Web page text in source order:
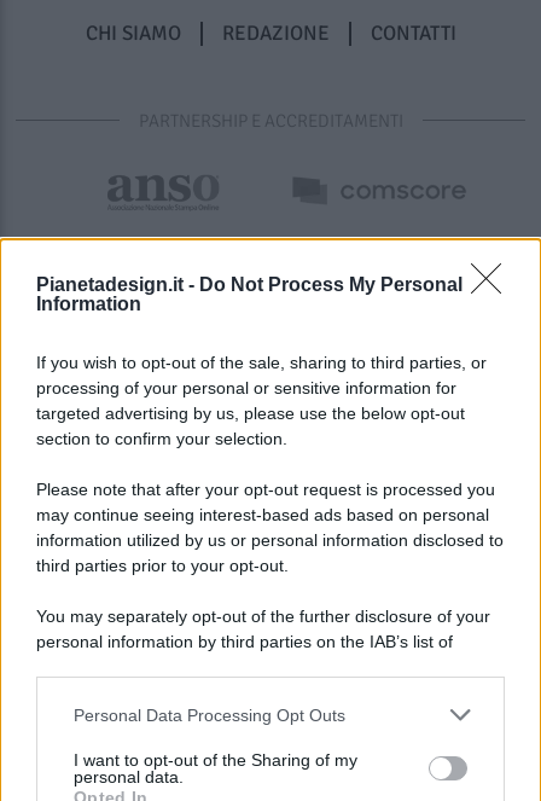
Pianetadesign.it - Do Not Process My Personal
Information
If you wish to opt-out of the sale, sharing to third parties, or
processing of your personal or sensitive information for
targeted advertising by us, please use the below opt-out
section to confirm your selection.
Please note that after your opt-out request is processed you
may continue seeing interest-based ads based on personal
information utilized by us or personal information disclosed to
third parties prior to your opt-out.
You may separately opt-out of the further disclosure of your
personal information by third parties on the IAB’s list of
This information may also be disclosed by us to third parties
disclose it to other third parties.
Personal Data Processing Opt Outs
I want to opt-out of the Sharing of my
personal data.
CHI SIAMO REDAZIONE CONTATTI
PARTNERSHIP E ACCREDITAMENTI
© 2026 - Pianeta Design - P.IVA 04827280654 - Testata
Registrata Al Tribunale Di Nocera Inferiore N. 8/2020 - RG N.
ISCRIZIONE AL ROC N. 35792 – ISCRITTA ALL’ANSO
(ASSOCIAZIONE NAZIONALE STAMPA ONLINE)
PREFERENZE PRIVACY